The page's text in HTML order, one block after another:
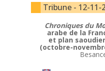
Tribune - 12-11-
Chroniques du
arabe de la
et plan
(octobre-